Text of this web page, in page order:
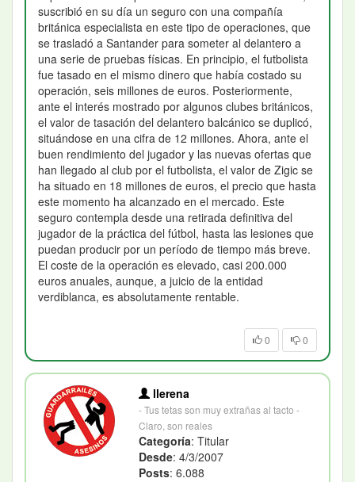
suscribió en su día un seguro con una compañía
británica especialista en este tipo de operaciones, que
se trasladó a Santander para someter al delantero a
una serie de pruebas físicas. En principio, el futbolista
fue tasado en el mismo dinero que había costado su
operación, seis millones de euros. Posteriormente,
ante el interés mostrado por algunos clubes británicos,
el valor de tasación del delantero balcánico se duplicó,
situándose en una cifra de 12 millones. Ahora, ante el
buen rendimiento del jugador y las nuevas ofertas que
han llegado al club por el futbolista, el valor de Zigic se
ha situado en 18 millones de euros, el precio que hasta
este momento ha alcanzado en el mercado. Este
seguro contempla desde una retirada definitiva del
jugador de la práctica del fútbol, hasta las lesiones que
puedan producir por un período de tiempo más breve.
El coste de la operación es elevado, casi 200.000
euros anuales, aunque, a juicio de la entidad
verdiblanca, es absolutamente rentable.
0 0
llerena
- Tus tetas son muy extrañas al tacto -
Claro, son reales
Categoría: Titular
Desde: 4/3/2007
Posts: 6.088